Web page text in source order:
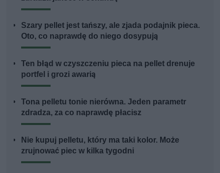
Szary pellet jest tańszy, ale zjada podajnik pieca.
Oto, co naprawdę do niego dosypują
Ten błąd w czyszczeniu pieca na pellet drenuje
portfel i grozi awarią
Tona pelletu tonie nierówna. Jeden parametr
zdradza, za co naprawdę płacisz
Nie kupuj pelletu, który ma taki kolor. Może
zrujnować piec w kilka tygodni